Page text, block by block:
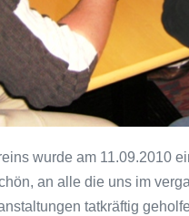
wurde am 11.09.2010
an alle die uns im
tatkräftig